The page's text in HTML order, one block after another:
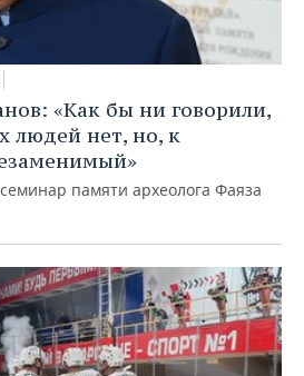
«Как бы ни говорили,
людей нет, но, к
памяти археолога Фаяза